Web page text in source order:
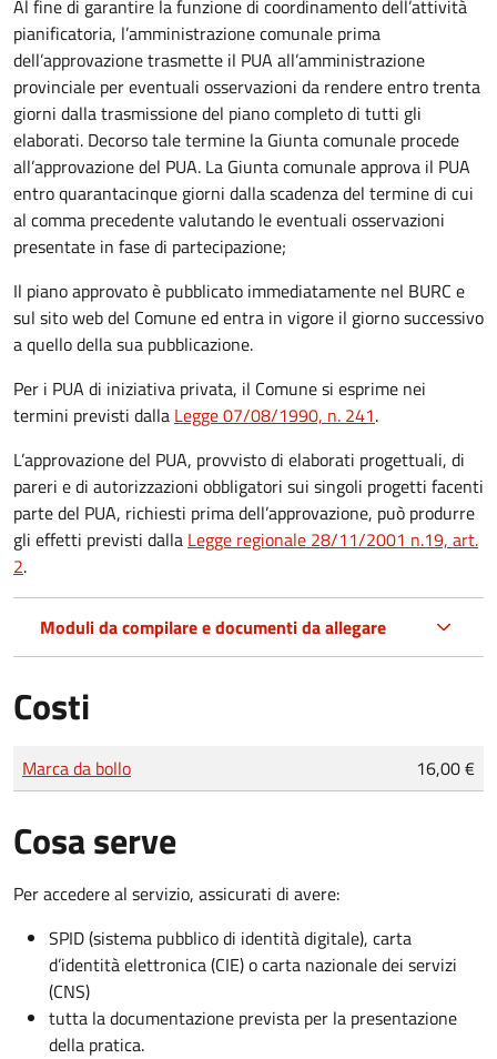
Al fine di garantire la funzione di coordinamento dell’attività
pianificatoria, l’amministrazione comunale prima
dell’approvazione trasmette il PUA all’amministrazione
provinciale per eventuali osservazioni da rendere entro trenta
giorni dalla trasmissione del piano completo di tutti gli
elaborati. Decorso tale termine la Giunta comunale procede
all’approvazione del PUA. La Giunta comunale approva il PUA
entro quarantacinque giorni dalla scadenza del termine di cui
al comma precedente valutando le eventuali osservazioni
presentate in fase di partecipazione;
Il piano approvato è pubblicato immediatamente nel BURC e
sul sito web del Comune ed entra in vigore il giorno successivo
a quello della sua pubblicazione.
Per i PUA di iniziativa privata, il Comune si esprime nei
termini previsti dalla Legge 07/08/1990, n. 241.
L’approvazione del PUA, provvisto di elaborati progettuali, di
pareri e di autorizzazioni obbligatori sui singoli progetti facenti
parte del PUA, richiesti prima dell’approvazione, può produrre
gli effetti previsti dalla Legge regionale 28/11/2001 n.19, art.
2.
Moduli da compilare e documenti da allegare
Costi
Tipo di pagamento
Importo
Marca da bollo 16,00 €
Cosa serve
Per accedere al servizio, assicurati di avere:
SPID (sistema pubblico di identità digitale), carta
d’identità elettronica (CIE) o carta nazionale dei servizi
(CNS)
tutta la documentazione prevista per la presentazione
della pratica.